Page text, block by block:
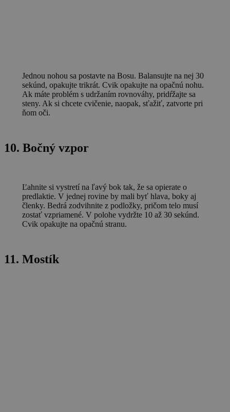
Jednou nohou sa postavte na Bosu. Balansujte na nej 30
sekúnd, opakujte trikrát. Cvik opakujte na opačnú nohu.
Ak máte problém s udržaním rovnováhy, pridŕžajte sa
steny. Ak si chcete cvičenie, naopak, sťažiť, zatvorte pri
ňom oči.
10. Bočný vzpor
Ľahnite si vystretí na ľavý bok tak, že sa opierate o
predlaktie. V jednej rovine by mali byť hlava, boky aj
členky. Bedrá zodvihnite z podložky, pričom telo musí
zostať vzpriamené. V polohe vydržte 10 až 30 sekúnd.
Cvik opakujte na opačnú stranu.
11. Mostík